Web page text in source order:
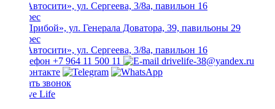
ТЦ «Автосити», ул. Сергеева, 3/8а, павильон 16
ТЦ «Прибой», ул. Генерала Доватора, 39, павильоны 29
ТЦ «Автосити», ул. Сергеева, 3/8а, павильон 16
+7 964 11 500 11
drivelife-38@yandex.ru
Заказать звонок